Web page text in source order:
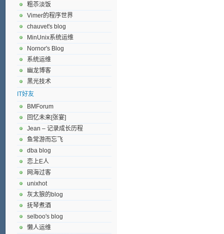
粗苶淡饭
Vimer的程序世界
chauvet's blog
MinUnix系统运维
Nornor's Blog
系统运维
幽龙博客
黑光技术
IT好友
BMForum
回忆未来[张宴]
Jean – 记录成长历程
鱼常游而忘飞
dba blog
恋上E人
网海过客
unixhot
灰太狼的blog
抚琴煮酒
selboo's blog
懒人运维